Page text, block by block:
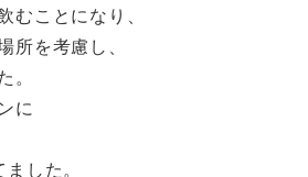
むことになり、
所を考慮し、
。
に
した。